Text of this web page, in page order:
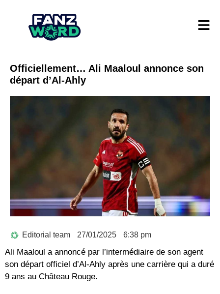
Officiellement… Ali Maaloul annonce son
départ d’Al-Ahly
Editorial team 27/01/2025 6:38 pm
Ali Maaloul a annoncé par l’intermédiaire de son agent
son départ officiel d’Al-Ahly après une carrière qui a duré
9 ans au Château Rouge.